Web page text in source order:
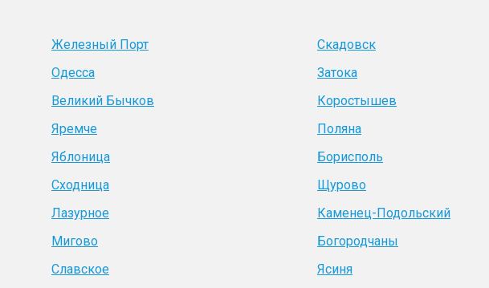
Железный Порт Скадовск
Одесса Затока
Великий Бычков Коростышев
Яремче Поляна
Яблоница Борисполь
Сходница Щурово
Лазурное Каменец-Подольский
Мигово Богородчаны
Славское Ясиня